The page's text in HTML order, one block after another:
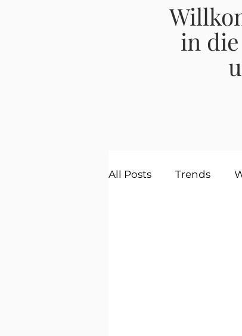
in die
All Posts Trends